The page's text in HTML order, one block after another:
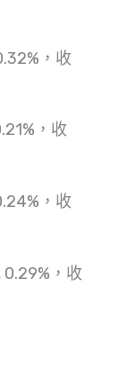
，收
，收
，收
，收